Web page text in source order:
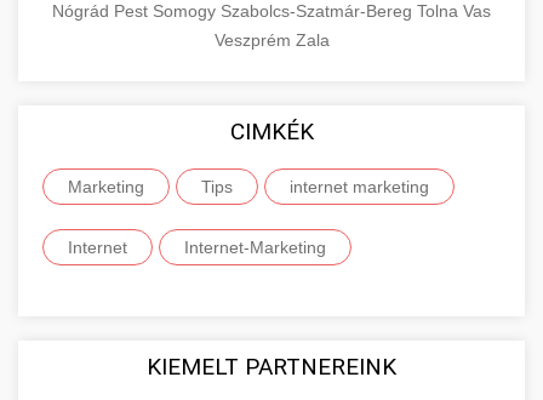
Nógrád Pest Somogy Szabolcs-Szatmár-Bereg Tolna Vas
Veszprém Zala
CIMKÉK
Marketing Tips internet marketing
Internet Internet-Marketing
KIEMELT PARTNEREINK